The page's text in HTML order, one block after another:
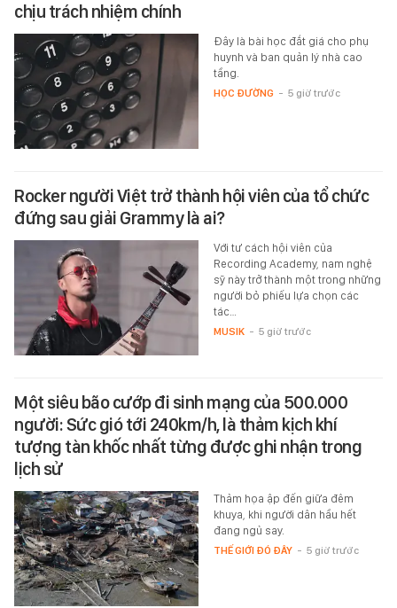
chịu trách nhiệm chính
Đây là bài học đắt giá cho phụ
huynh và ban quản lý nhà cao
tầng.
HỌC ĐƯỜNG - 5 giờ trước
Rocker người Việt trở thành hội viên của tổ chức
đứng sau giải Grammy là ai?
Với tư cách hội viên của
Recording Academy, nam nghệ
sỹ này trở thành một trong những
người bỏ phiếu lựa chọn các
tác…
MUSIK - 5 giờ trước
Một siêu bão cướp đi sinh mạng của 500.000
người: Sức gió tới 240km/h, là thảm kịch khí
tượng tàn khốc nhất từng được ghi nhận trong
lịch sử
Thảm họa ập đến giữa đêm
khuya, khi người dân hầu hết
đang ngủ say.
THẾ GIỚI ĐÓ ĐÂY - 5 giờ trước